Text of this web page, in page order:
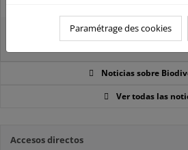
La reunión ministerial de OSPAR refuerza la
el Atlántico Nordeste
Noticias sobre
Ver todas las
Accesos directos
Paramétrage des cookies